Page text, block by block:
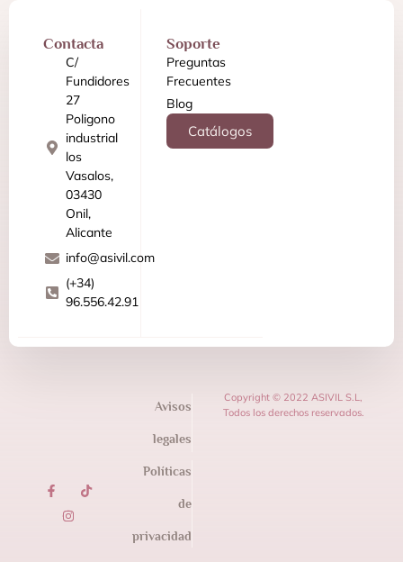
Contacta
C/
Fundidores
27
Poligono
industrial
los
Vasalos,
03430
Onil,
Alicante
info@asivil.com
(+34)
96.556.42.91
Soporte
Preguntas
Frecuentes
Blog
Catálogos
Avisos
legales
Políticas
de
privacidad
Copyright © 2022 ASIVIL S.L,
Todos los derechos reservados.